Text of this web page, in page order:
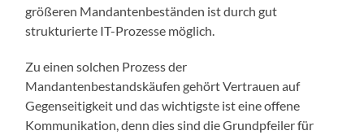
größeren Mandantenbeständen ist durch gut
strukturierte IT-Prozesse möglich.
Zu einen solchen Prozess der
Mandantenbestandskäufen gehört Vertrauen auf
Gegenseitigkeit und das wichtigste ist eine offene
Kommunikation, denn dies sind die Grundpfeiler für